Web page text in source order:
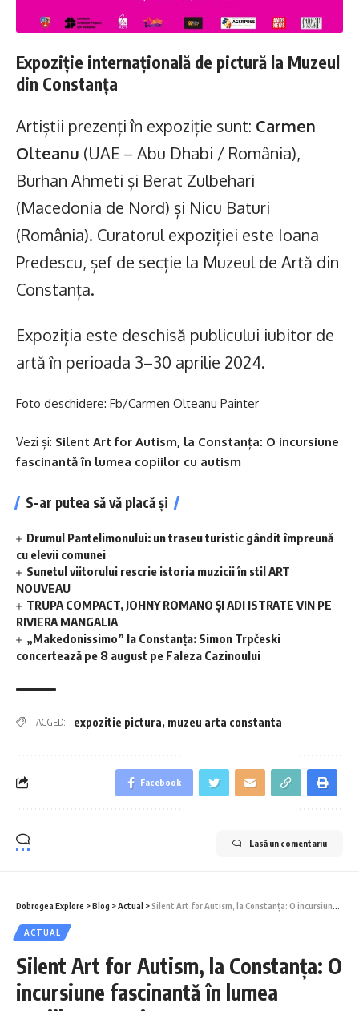
Expoziție internațională de pictură la Muzeul
din Constanța
Artiștii prezenți în expoziție sunt: Carmen
Olteanu (UAE – Abu Dhabi / România),
Burhan Ahmeti și Berat Zulbehari
(Macedonia de Nord) și Nicu Baturi
(România). Curatorul expoziției este Ioana
Predescu, șef de secție la Muzeul de Artă din
Constanța.
Expoziția este deschisă publicului iubitor de
artă în perioada 3–30 aprilie 2024.
Foto deschidere: Fb/Carmen Olteanu Painter
Vezi și: Silent Art for Autism, la Constanța: O incursiune
fascinantă în lumea copiilor cu autism
S-ar putea să vă placă și
Drumul Pantelimonului: un traseu turistic gândit împreună
cu elevii comunei
Sunetul viitorului rescrie istoria muzicii în stil ART
NOUVEAU
TRUPA COMPACT, JOHNY ROMANO ȘI ADI ISTRATE VIN PE
RIVIERA MANGALIA
„Makedonissimo” la Constanța: Simon Trpčeski
concertează pe 8 august pe Faleza Cazinoului
TAGGED: expozitie pictura, muzeu arta constanta
Facebook
Lasă un comentariu
Dobrogea Explore >Blog >Actual >Silent Art for Autism, la Constanța: O incursiune fascinantă în lumea copiilor cu autism
ACTUAL
Silent Art for Autism, la Constanța: O
incursiune fascinantă în lumea